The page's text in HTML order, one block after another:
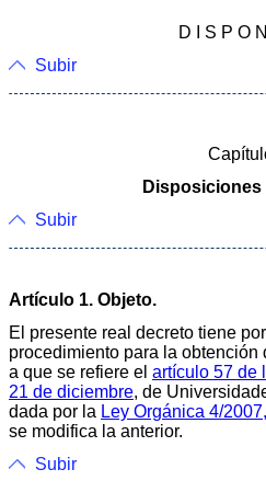
D I S P O
Subir
Disposiciones
Subir
Artículo 1. Objeto.
El presente real decreto tiene
procedimiento para la obtención
a que se refiere el artículo 57 de
21 de diciembre, de
dada por la Ley Orgánica 4/
se modifica la anterior.
Subir